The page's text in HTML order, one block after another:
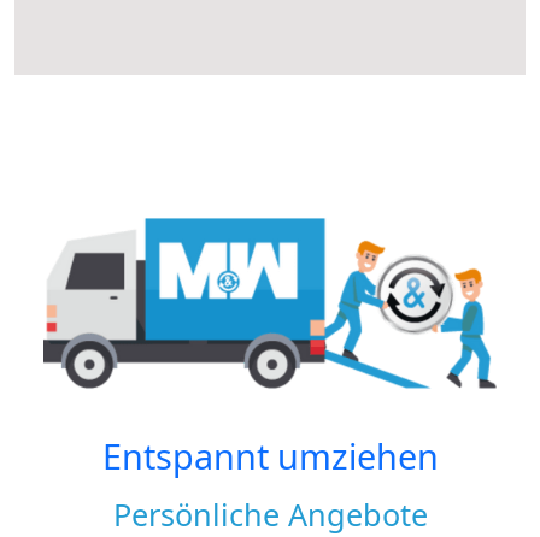
Entspannt umziehen
Persönliche Angebote